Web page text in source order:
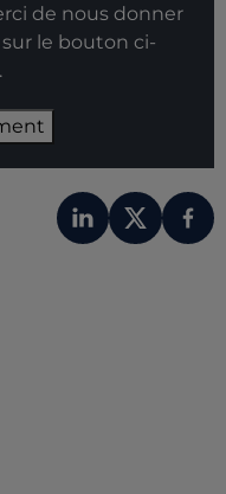
de nous donner
le bouton ci-